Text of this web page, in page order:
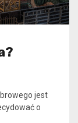
jest
o